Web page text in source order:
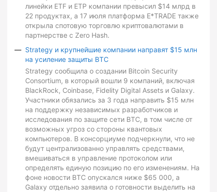
линейки ETF и ETP компании превысил $14 млрд в
22 продуктах, а 17 июля платформа E*TRADE также
открыла спотовую торговлю криптовалютами в
партнерстве с Zero Hash.
Strategy и крупнейшие компании направят $15 млн
на усиление защиты BTC
Strategy сообщила о создании Bitcoin Security
Consortium, в который вошли 9 компаний, включая
BlackRock, Coinbase, Fidelity Digital Assets и Galaxy.
Участники обязались за 3 года направить $15 млн
на поддержку независимых разработчиков и
исследования по защите сети BTC, в том числе от
возможных угроз со стороны квантовых
компьютеров. В консорциуме подчеркнули, что не
будут централизованно управлять средствами,
вмешиваться в управление протоколом или
определять единую позицию по его изменениям. На
фоне новости BTC опускался ниже $65 000, а
Galaxy отдельно заявила о готовности выделить на